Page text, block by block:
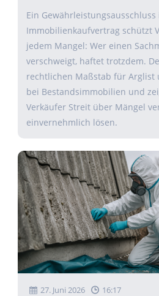
Ein Gewährleistungsausschluss
Immobilienkaufvertrag schützt
jedem Mangel: Wer einen
verschweigt, haftet trotzdem.
rechtlichen Maßstab für Arglist
bei Bestandsimmobilien und
Verkäufer Streit über Mängel
einvernehmlich lösen.
27. Juni 2026 16:17